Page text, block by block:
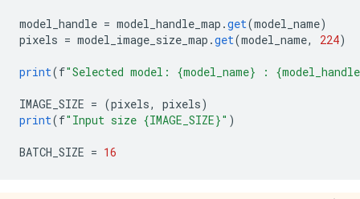
model_handle = model_handle_map .get(model_name)
pixels = model_image_size_map .get(model_name, 224)
print(f"Selected model: {model_name} :
IMAGE_SIZE = (pixels, pixels)
print(f"Input size {IMAGE_SIZE}" )
BATCH_SIZE = 16